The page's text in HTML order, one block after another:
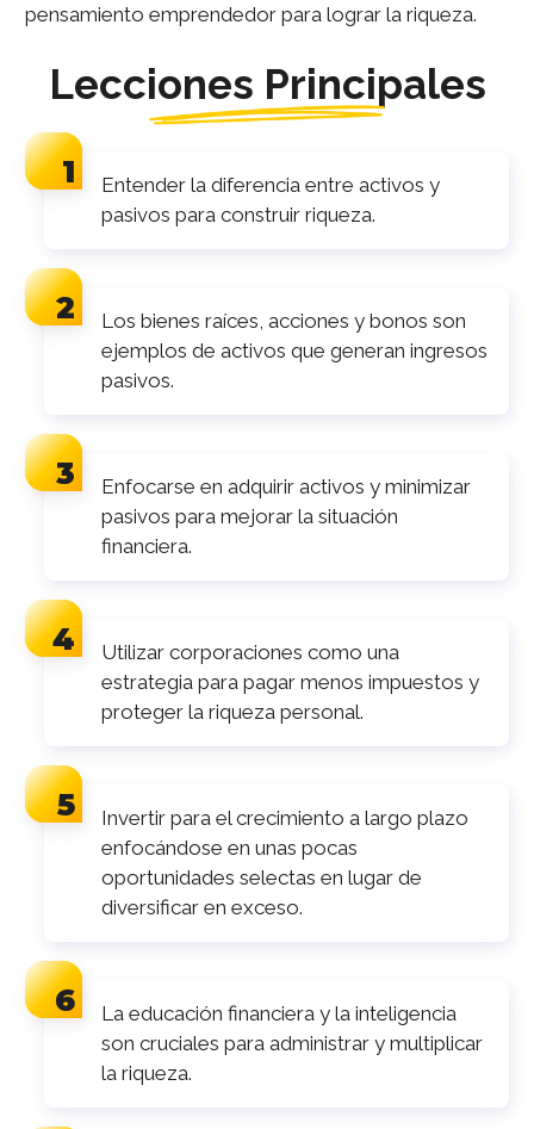
pensamiento emprendedor para lograr la riqueza.
Lecciones Principales
Entender la diferencia entre activos y
pasivos para construir riqueza.
Los bienes raíces, acciones y bonos son
ejemplos de activos que generan ingresos
pasivos.
Enfocarse en adquirir activos y minimizar
pasivos para mejorar la situación
financiera.
Utilizar corporaciones como una
estrategia para pagar menos impuestos y
proteger la riqueza personal.
Invertir para el crecimiento a largo plazo
enfocándose en unas pocas
oportunidades selectas en lugar de
diversificar en exceso.
La educación financiera y la inteligencia
son cruciales para administrar y multiplicar
la riqueza.